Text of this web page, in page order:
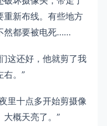
重新布线。有些地方
然都要被电死……
这还好，他就剪了我
右。”
里十点多开始剪摄像
概天亮了。”